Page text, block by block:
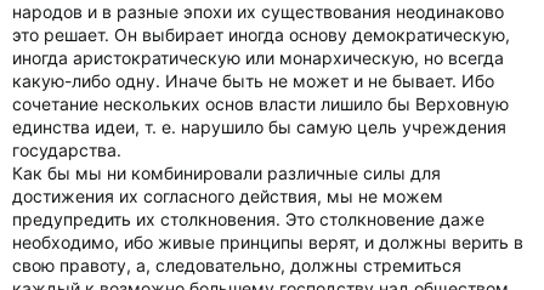
народов и в разные эпохи их существования неодинаково
это решает. Он выбирает иногда основу демократическую,
иногда аристократическую или монархическую, но всегда
какую-либо одну. Иначе быть не может и не бывает. Ибо
сочетание нескольких основ власти лишило бы Верховную
единства идеи, т. е. нарушило бы самую цель учреждения
государства.
Как бы мы ни комбинировали различные силы для
достижения их согласного действия, мы не можем
предупредить их столкновения. Это столкновение даже
необходимо, ибо живые принципы верят, и должны верить в
свою правоту, а, следовательно, должны стремиться